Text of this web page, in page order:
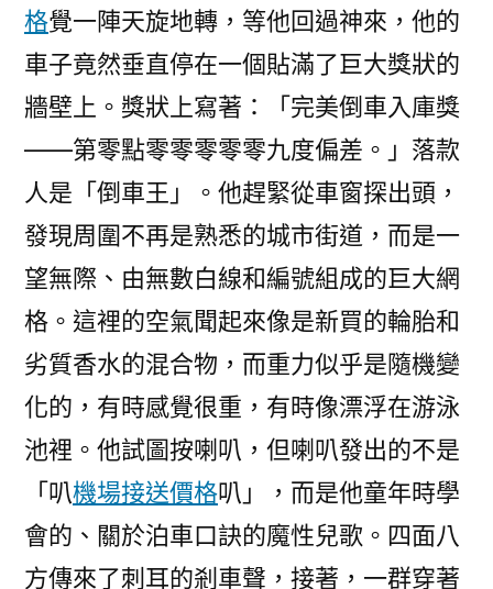
格覺一陣天旋地轉，等他回過神來，他的
車子竟然垂直停在一個貼滿了巨大獎狀的
牆壁上。獎狀上寫著：「完美倒車入庫獎
——第零點零零零零零九度偏差。」落款
人是「倒車王」。他趕緊從車窗探出頭，
發現周圍不再是熟悉的城市街道，而是一
望無際、由無數白線和編號組成的巨大網
格。這裡的空氣聞起來像是新買的輪胎和
劣質香水的混合物，而重力似乎是隨機變
化的，有時感覺很重，有時像漂浮在游泳
池裡。他試圖按喇叭，但喇叭發出的不是
「叭機場接送價格叭」，而是他童年時學
會的、關於泊車口訣的魔性兒歌。四面八
方傳來了刺耳的剎車聲，接著，一群穿著